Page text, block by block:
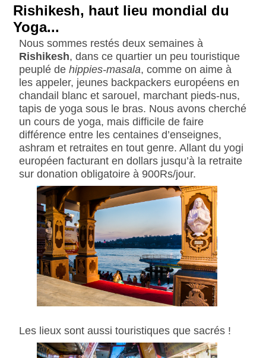
Rishikesh, haut lieu mondial du
Yoga...
Nous sommes restés deux semaines à
Rishikesh, dans ce quartier un peu touristique
peuplé de hippies-masala, comme on aime à
les appeler, jeunes backpackers européens en
chandail blanc et sarouel, marchant pieds-nus,
tapis de yoga sous le bras. Nous avons cherché
un cours de yoga, mais difficile de faire
différence entre les centaines d’enseignes,
ashram et retraites en tout genre. Allant du yogi
européen facturant en dollars jusqu’à la retraite
sur donation obligatoire à 900Rs/jour.
Les lieux sont aussi touristiques que sacrés !